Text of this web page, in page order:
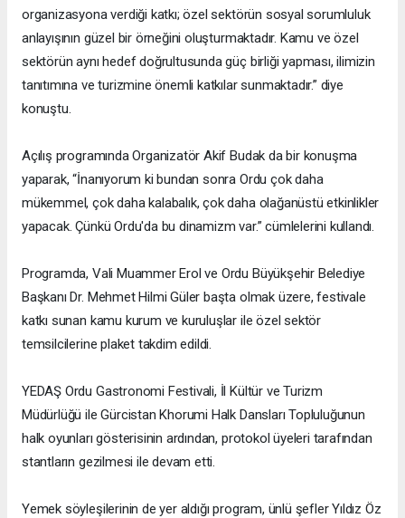
organizasyona verdiği katkı; özel sektörün sosyal sorumluluk
anlayışının güzel bir örneğini oluşturmaktadır. Kamu ve özel
sektörün aynı hedef doğrultusunda güç birliği yapması, ilimizin
tanıtımına ve turizmine önemli katkılar sunmaktadır.” diye
konuştu.
Açılış programında Organizatör Akif Budak da bir konuşma
yaparak, “İnanıyorum ki bundan sonra Ordu çok daha
mükemmel, çok daha kalabalık, çok daha olağanüstü etkinlikler
yapacak. Çünkü Ordu'da bu dinamizm var.” cümlelerini kullandı.
Programda, Vali Muammer Erol ve Ordu Büyükşehir Belediye
Başkanı Dr. Mehmet Hilmi Güler başta olmak üzere, festivale
katkı sunan kamu kurum ve kuruluşlar ile özel sektör
temsilcilerine plaket takdim edildi.
YEDAŞ Ordu Gastronomi Festivali, İl Kültür ve Turizm
Müdürlüğü ile Gürcistan Khorumi Halk Dansları Topluluğunun
halk oyunları gösterisinin ardından, protokol üyeleri tarafından
stantların gezilmesi ile devam etti.
Yemek söyleşilerinin de yer aldığı program, ünlü şefler Yıldız Öz